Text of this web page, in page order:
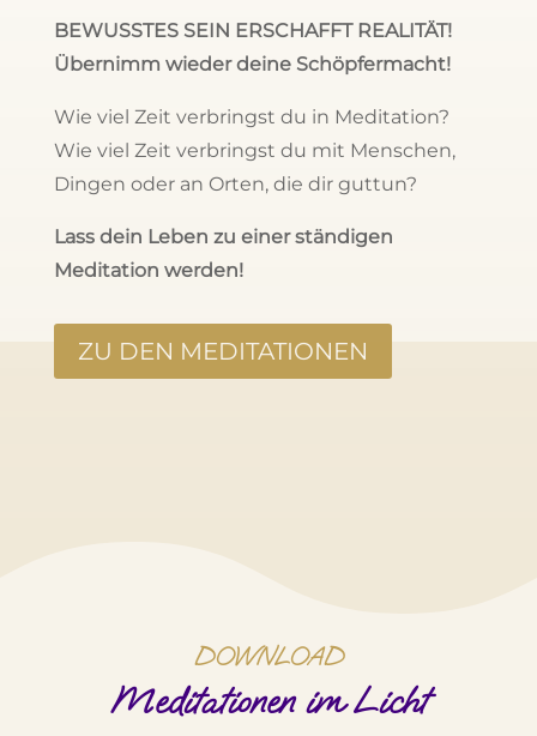
BEWUSSTES SEIN ERSCHAFFT REALITÄT!
Übernimm wieder deine Schöpfermacht!
Wie viel Zeit verbringst du in Meditation?
Wie viel Zeit verbringst du mit Menschen,
Dingen oder an Orten, die dir guttun?
Lass dein Leben zu einer ständigen
Meditation werden!
ZU DEN MEDITATIONEN
DOWNLOAD
Meditationen im Licht